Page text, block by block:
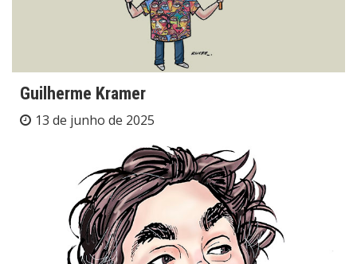
Guilherme Kramer
13 de junho de 2025